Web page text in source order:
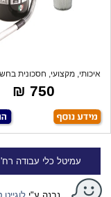
איכותי, מקצועי, חסכונית
לני
750 ₪
עמיטל כלי עבודה רח'